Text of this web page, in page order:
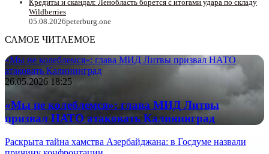
Кредиты и скандал: Ленобласть борется с итогами удара по складу
Wildberries
05.08.2026peterburg.one
САМОЕ ЧИТАЕМОЕ
«Мы не колеблемся»: глава МИД Литвы призвал НАТО
атаковать Калининград
26.05.2026 18:25
«Мы не колеблемся»: глава МИД Литвы
призвал НАТО атаковать Калининград
Раскрыта тайна хамства Азербайджана: в Госдуме назвали